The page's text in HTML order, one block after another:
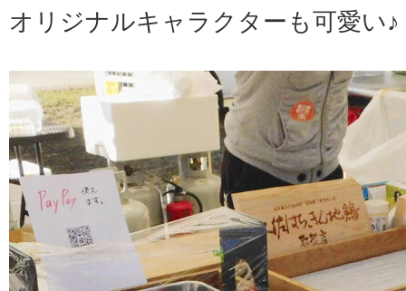
オリジナルキャラクターも可愛い♪